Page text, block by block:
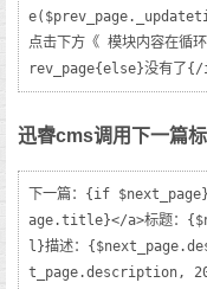
点击下方《 模块内容在循
rev_page{else}没有了
迅睿cms调用下一篇标
下一篇：{if
age.title}</a>标题：
l}描述：
t_page.description,